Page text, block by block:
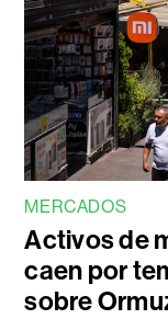
MERCADOS
Activos de
caen por
sobre